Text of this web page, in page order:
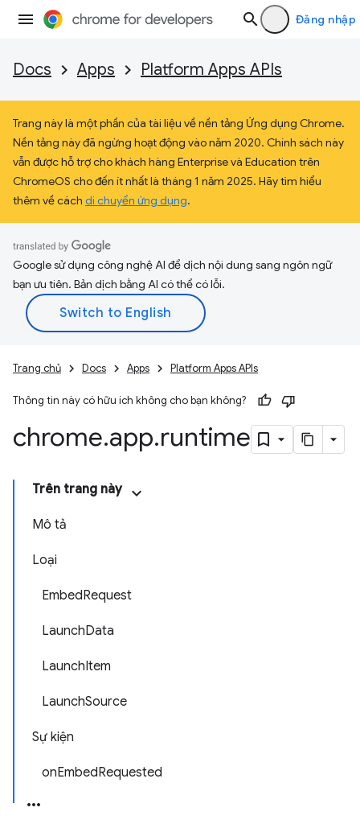
Đăng nhập
Docs Apps Platform Apps APIs
Trang này là một phần của tài liệu về nền tảng Ứng dụng Chrome.
Nền tảng này đã ngừng hoạt động vào năm 2020. Chính sách này
vẫn được hỗ trợ cho khách hàng Enterprise và Education trên
ChromeOS cho đến ít nhất là tháng 1 năm 2025. Hãy tìm hiểu
thêm về cách di chuyển ứng dụng.
Google sử dụng công nghệ AI để dịch nội dung sang ngôn ngữ
bạn ưu tiên. Bản dịch bằng AI có thể có lỗi.
Trang chủ Docs Apps Platform Apps APIs
Thông tin này có hữu ích không cho bạn không?
chrome.app.runtime
Trên trang này
Mô tả
Loại
EmbedRequest
LaunchData
LaunchItem
LaunchSource
Sự kiện
onEmbedRequested